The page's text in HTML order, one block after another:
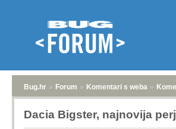
Bug.hr » Forum » Komentari s weba »
Dacia Bigster, najnovija